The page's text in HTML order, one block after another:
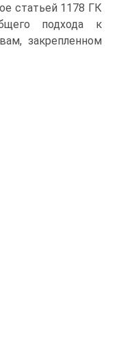
статьей 1178 ГК
подхода к
закрепленном